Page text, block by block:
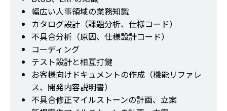
幅広い人事領域の業務知識
カタログ設計（課題分析、仕様コード）
不具合分析（原因、仕様設計コード）
コーディング
テスト設計と相互打鍵
お客様向けドキュメントの作成（機能リファレ
ス、開発内容説明書）
不具合修正マイルストーンの計画、立案